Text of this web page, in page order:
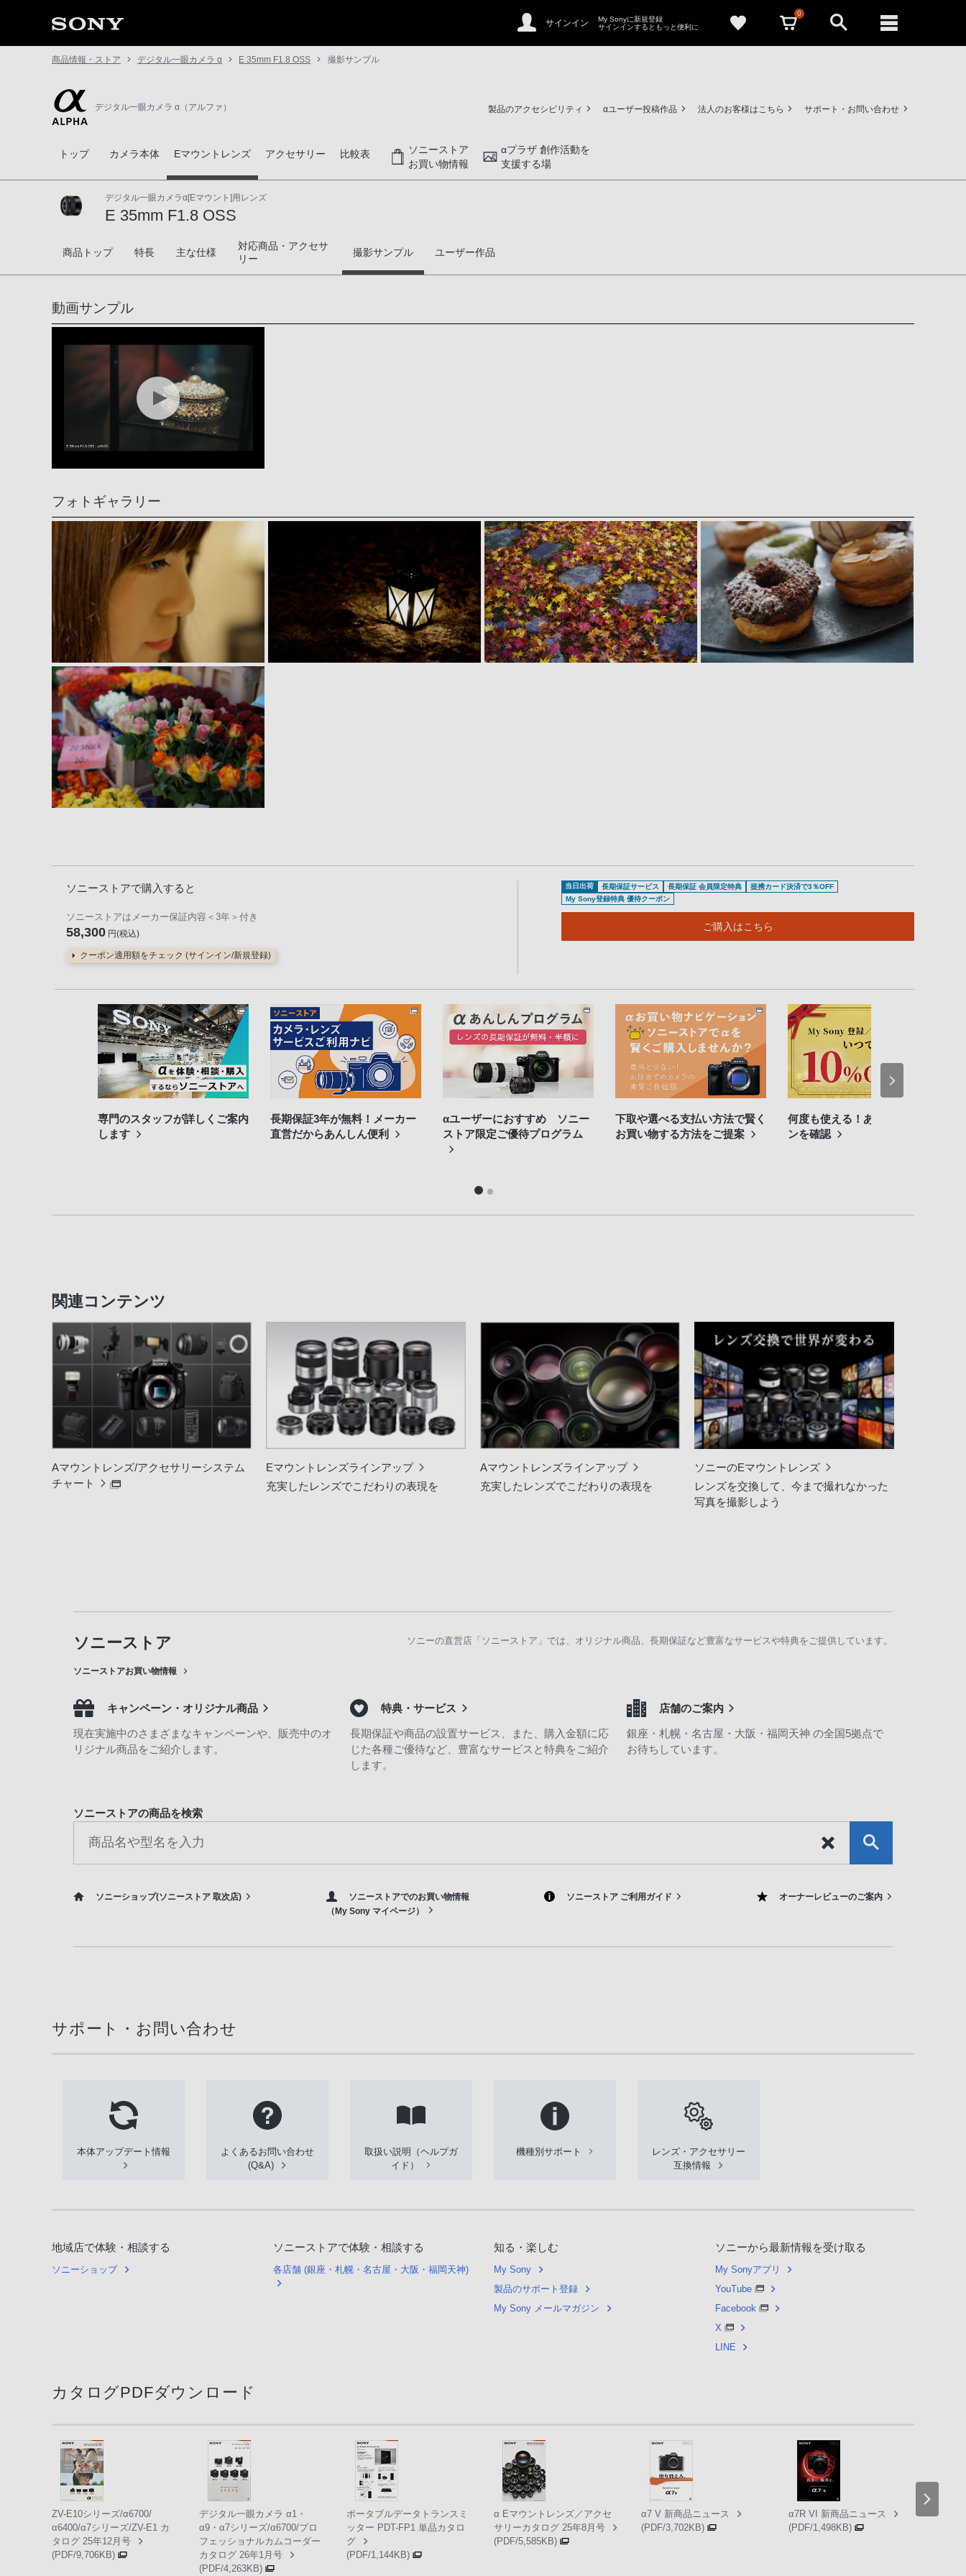
サインイン
My Sonyに新規登録
サインインするともっと便利に
0
商品情報・ストア デジタル一眼カメラ α E 35mm F1.8 OSS 撮影サンプル
デジタル一眼カメラ α（アルファ） 製品のアクセシビリティ αユーザー投稿作品 法人のお客様はこちら サポート・お問い合わせ
トップ カメラ本体 Eマウントレンズ アクセサリー 比較表
ソニーストア
お買い物情報
αプラザ 創作活動を
支援する場
デジタル一眼カメラα[Eマウント]用レンズ
E 35mm F1.8 OSS
E 35mm F1.8 OSS
商品トップ 特長 主な仕様
対応商品・アクセサ
リー
撮影サンプル ユーザー作品
動画サンプル
フォトギャラリー
ソニーストアで購入すると
ソニーストアはメーカー保証内容 ＜3年＞ 付き
58,300 円(税込)
クーポン適用額をチェック (サインイン/新規登録)
当日出荷 長期保証サービス 長期保証 会員限定特典
提携カード決済で3％OFF
My Sony登録特典 優待クーポン
ご購入はこちら
専門のスタッフが詳しくご案内
します
長期保証3年が無料！メーカー
直営だからあんしん便利
αユーザーにおすすめ ソニー
ストア限定ご優待プログラム
下取や選べる支払い方法で賢く
お買い物する方法をご提案
何度も使える！あなたのクーポ
ンを確認
関連コンテンツ
Aマウントレンズ/アクセサリーシステム
チャート
Eマウントレンズラインアップ
充実したレンズでこだわりの表現を
Aマウントレンズラインアップ
充実したレンズでこだわりの表現を
ソニーのEマウントレンズ
レンズを交換して、今まで撮れなかった
写真を撮影しよう
ソニーストア ソニーの直営店「ソニーストア」では、オリジナル商品、長期保証など豊富なサービスや特典をご提供しています。
ソニーストアお買い物情報
キャンペーン・オリジナル商品
現在実施中のさまざまなキャンペーンや、販売中のオ
リジナル商品をご紹介します。
特典・サービス
長期保証や商品の設置サービス、また、購入金額に応
じた各種ご優待など、豊富なサービスと特典をご紹介
します。
店舗のご案内
銀座・札幌・名古屋・大阪・福岡天神 の全国5拠点で
お待ちしています。
ソニーストアの商品を検索
ソニーショップ(ソニーストア 取次店)
ソニーストアでのお買い物情報
（My Sony マイページ）
ソニーストア ご利用ガイド オーナーレビューのご案内
サポート・お問い合わせ
本体アップデート情報
よくあるお問い合わせ
(Q&A)
取扱い説明（ヘルプガ
イド）
機種別サポート
レンズ・アクセサリー
互換情報
地域店で体験・相談する
ソニーショップ
ソニーストアで体験・相談する
各店舗 (銀座・札幌・名古屋・大阪・福岡天神)
知る・楽しむ
My Sony
製品のサポート登録
My Sony メールマガジン
ソニーから最新情報を受け取る
My Sonyアプリ
YouTube
Facebook
X
LINE
カタログPDFダウンロード
ZV-E10シリーズ/α6700/
α6400/α7シリーズ/ZV-E1 カ
タログ 25年12月号
(PDF/9,706KB)
デジタル一眼カメラ α1・
α9・α7シリーズ/α6700/プロ
フェッショナルカムコーダー
カタログ 26年1月号
(PDF/4,263KB)
ポータブルデータトランスミ
ッター PDT-FP1 単品カタロ
グ
(PDF/1,144KB)
α Eマウントレンズ／アクセ
サリーカタログ 25年8月号
(PDF/5,585KB)
α7 V 新商品ニュース
(PDF/3,702KB)
α7R VI 新商品ニュース
(PDF/1,498KB)
α Aマ